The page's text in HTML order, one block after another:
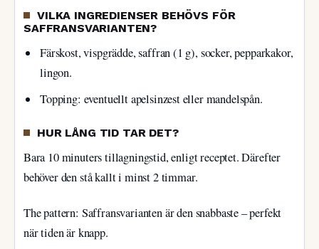
VILKA INGREDIENSER BEHÖVS FÖR
SAFFRANSVARIANTEN?
Färskost, vispgrädde, saffran (1 g), socker, pepparkakor,
lingon.
Topping: eventuellt apelsinzest eller mandelspån.
HUR LÅNG TID TAR DET?
Bara 10 minuters tillagningstid, enligt receptet. Därefter
behöver den stå kallt i minst 2 timmar.
The pattern: Saffransvarianten är den snabbaste – perfekt
när tiden är knapp.